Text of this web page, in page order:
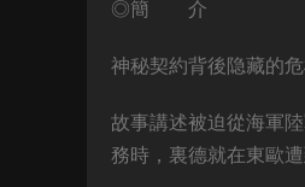
◎簡 介
神秘契約背後隐藏的
故事講述被迫從海軍
務時，裏德就在東歐